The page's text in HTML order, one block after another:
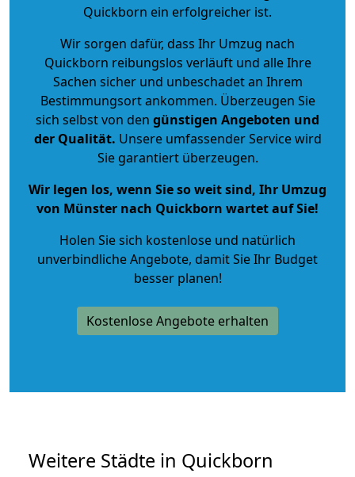
Quickborn ein erfolgreicher ist.
Wir sorgen dafür, dass Ihr Umzug nach
Quickborn reibungslos verläuft und alle Ihre
Sachen sicher und unbeschadet an Ihrem
Bestimmungsort ankommen. Überzeugen Sie
sich selbst von den günstigen Angeboten und
der Qualität. Unsere umfassender Service wird
Sie garantiert überzeugen.
Wir legen los, wenn Sie so weit sind, Ihr Umzug
von Münster nach Quickborn wartet auf Sie!
Holen Sie sich kostenlose und natürlich
unverbindliche Angebote, damit Sie Ihr Budget
besser planen!
Kostenlose Angebote erhalten
Weitere Städte in Quickborn